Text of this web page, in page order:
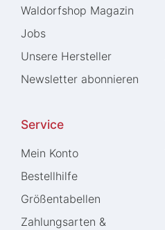
Waldorfshop Magazin
Jobs
Unsere Hersteller
Newsletter abonnieren
Service
Mein Konto
Bestellhilfe
Größentabellen
Zahlungsarten &